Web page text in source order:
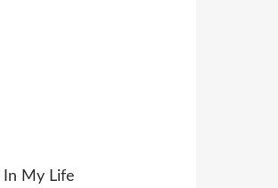
In My Life